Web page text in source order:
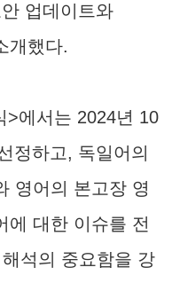
업데이트와
개했다.
>에서는 2024년 10
정하고, 독일어의
영어의 본고장 영
에 대한 이슈를 전
석의 중요함을 강